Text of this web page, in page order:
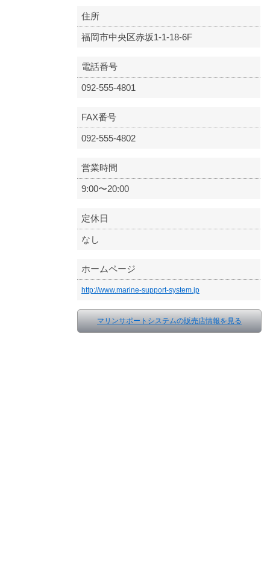
住所
福岡市中央区赤坂1-1-18-6F
電話番号
092-555-4801
FAX番号
092-555-4802
営業時間
9:00〜20:00
定休日
なし
ホームページ
http://www.marine-support-system.jp
マリンサポートシステムの販売店情報を見る